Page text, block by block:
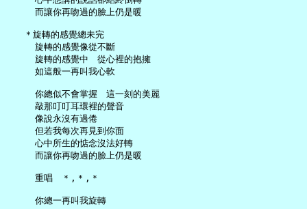
     而讓你再吻過的臉上仍是暖
   ＊旋轉的感覺總未完
     旋轉的感覺像從不斷
     旋轉的感覺中　從心裡的抱擁
     如這般一再叫我心軟
     你總似不會掌握　這一刻的美麗
     敲那叮叮耳環裡的聲音
     像說永沒有過倦
     但若我每次再見到你面
     心中所生的惦念沒法好轉
     而讓你再吻過的臉上仍是暖
     重唱　＊,＊,＊